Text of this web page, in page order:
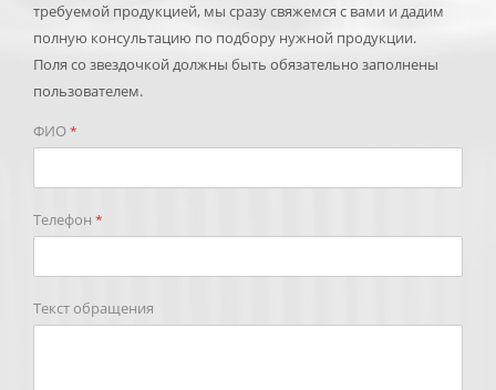
требуемой продукцией, мы сразу свяжемся с вами и дадим
полную консультацию по подбору нужной продукции.
Поля со звездочкой должны быть обязательно заполнены
пользователем.
ФИО*
Телефон *
Текст обращения